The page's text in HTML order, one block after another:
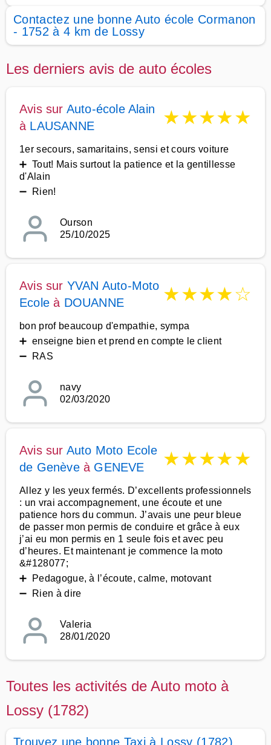
Contactez une bonne Auto école Cormanon
- 1752 à 4 km de Lossy
Les derniers avis de auto écoles
Avis sur Auto-école Alain
à LAUSANNE ★★★★★
1er secours, samaritains, sensi et cours voiture
➕ Tout! Mais surtout la patience et la gentillesse
d'Alain
➖ Rien!
Ourson
25/10/2025
Avis sur YVAN Auto-Moto
Ecole à DOUANNE ★★★★☆
bon prof beaucoup d'empathie, sympa
➕ enseigne bien et prend en compte le client
➖ RAS
navy
02/03/2020
Avis sur Auto Moto Ecole
de Genèveà GENEVE ★★★★★
Allez y les yeux fermés. D’excellents professionnels
: un vrai accompagnement, une écoute et une
patience hors du commun. J’avais une peur bleue
de passer mon permis de conduire et grâce à eux
j’ai eu mon permis en 1 seule fois et avec peu
d’heures. Et maintenant je commence la moto
&#128077;
➕ Pedagogue, à l’écoute, calme, motovant
➖ Rien à dire
Valeria
28/01/2020
Toutes les activités de Auto moto à
Lossy (1782)
Trouvez une bonne Taxi à Lossy (1782)